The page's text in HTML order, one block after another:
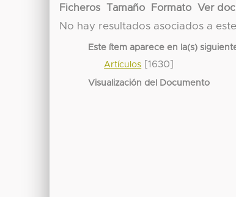
Ficheros Tamaño Formato
Ver
No hay resultados asociados a
Este ítem aparece en la(s)
Artículos [1630]
Visualización del Documento